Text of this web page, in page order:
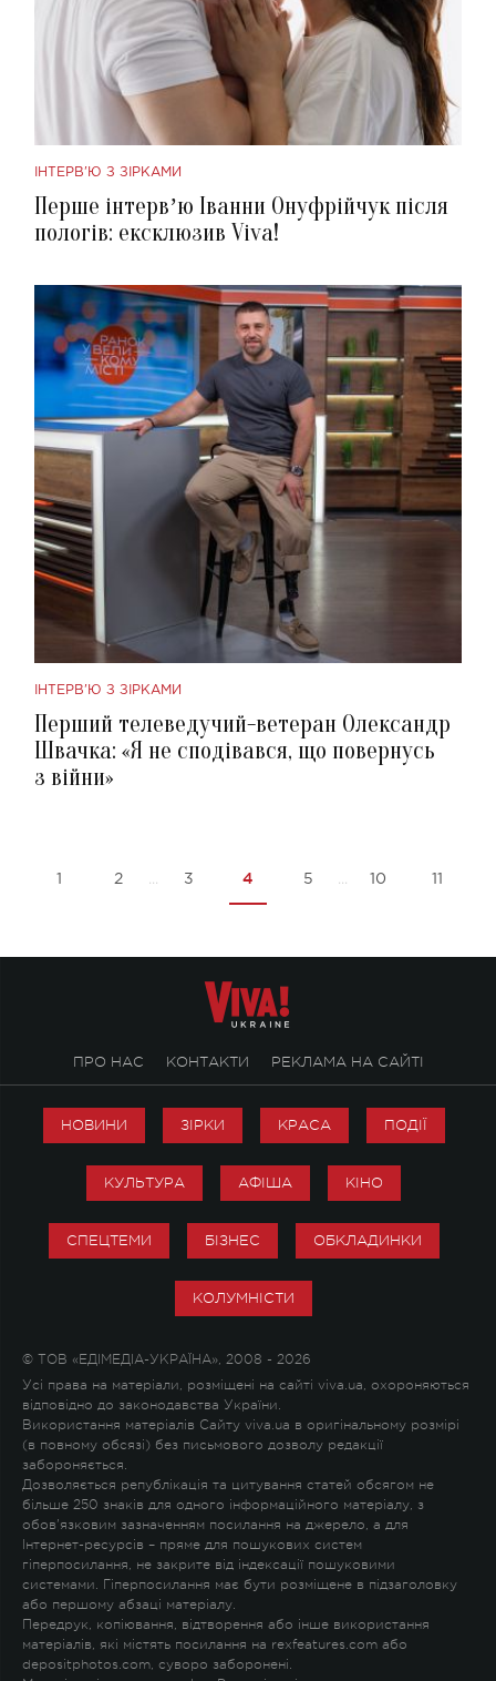
ІНТЕРВ'Ю З ЗІРКАМИ
Перше інтервʼю Іванни Онуфрійчук після
пологів: ексклюзив Viva!
ІНТЕРВ'Ю З ЗІРКАМИ
Перший телеведучий-ветеран Олександр
Швачка: «Я не сподівався, що повернусь
з війни»
2 3 4 5 10
ПРО НАС КОНТАКТИ РЕКЛАМА НА САЙТІ
НОВИНИ ЗІРКИ КРАСА ПОДІЇ
КУЛЬТУРА АФІША КІНО
СПЕЦТЕМИ БІЗНЕС ОБКЛАДИНКИ
КОЛУМНІСТИ
© ТОВ «ЕДІМЕДІА-УКРАЇНА», 2008 - 2026
Усі права на матеріали, розміщені на сайті viva.ua, охороняються
відповідно до законодавства України.
Використання матеріалів Сайту viva.ua в оригінальному розмірі
(в повному обсязі) без письмового дозволу редакції
забороняється.
Дозволяється републікація та цитування статей обсягом не
більше 250 знаків для одного інформаційного матеріалу, з
обов'язковим зазначенням посилання на джерело, а для
Інтернет-ресурсів – пряме для пошукових систем
гіперпосилання, не закрите від індексації пошуковими
системами. Гіперпосилання має бути розміщене в підзаголовку
або першому абзаці матеріалу.
Передрук, копіювання, відтворення або інше використання
матеріалів, які містять посилання на rexfeatures.com або
depositphotos.com, суворо заборонені.